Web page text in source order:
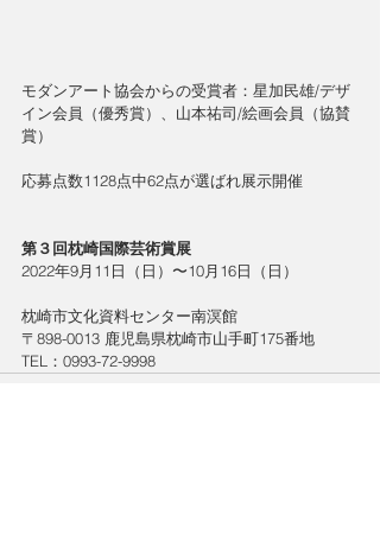
モダンアート協会からの受賞者：星加民雄/デザ
イン会員（優秀賞）、山本祐司/絵画会員（協賛
賞）
応募点数1128点中62点が選ばれ展示開催
第３回枕崎国際芸術賞展
2022年9月11日（日）〜10月16日（日）
枕崎市文化資料センター南溟館
〒898-0013 鹿児島県枕崎市山手町175番地
TEL：0993-72-9998